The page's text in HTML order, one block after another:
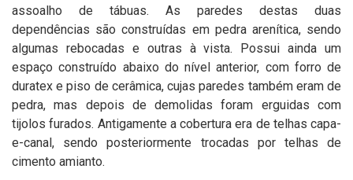
assoalho de tábuas. As paredes destas duas
dependências são construídas em pedra arenítica, sendo
algumas rebocadas e outras à vista. Possui ainda um
espaço construído abaixo do nível anterior, com forro de
duratex e piso de cerâmica, cujas paredes também eram de
pedra, mas depois de demolidas foram erguidas com
tijolos furados. Antigamente a cobertura era de telhas capa-
e-canal, sendo posteriormente trocadas por telhas de
cimento amianto.